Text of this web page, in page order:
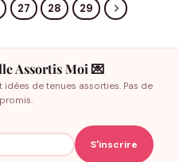
27 28 29
Assortis Moi 💌
de tenues assorties. Pas de